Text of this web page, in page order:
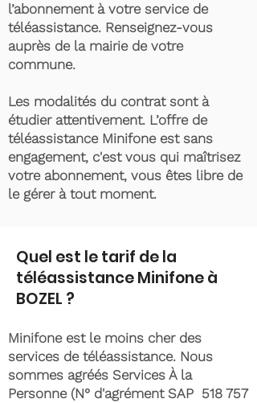
l’abonnement à votre service de
téléassistance. Renseignez-vous
auprès de la mairie de votre
commune.
Les modalités du contrat sont à
étudier attentivement. L’offre de
téléassistance Minifone est sans
engagement, c'est vous qui maîtrisez
votre abonnement, vous êtes libre de
le gérer à tout moment.
Quel est le tarif de la
téléassistance Minifone à
BOZEL ?
Minifone est le moins cher des
services de téléassistance. Nous
sommes agréés Services À la
Personne (N° d'agrément SAP 518 757